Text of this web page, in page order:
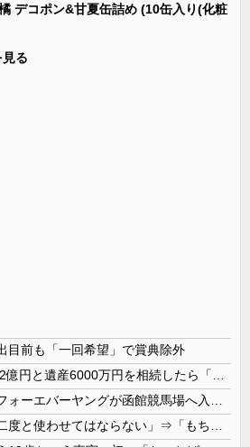
デコポン&甘夏缶詰め (10缶入り(化粧
見る
目前も「一回希望」で賞典除外